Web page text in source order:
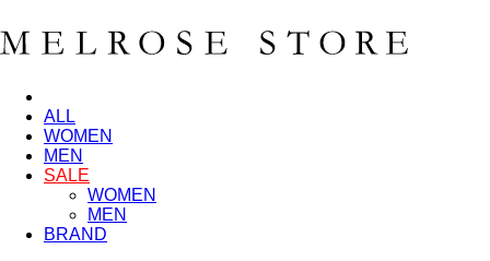
ALL
WOMEN
MEN
SALE
WOMEN
MEN
BRAND